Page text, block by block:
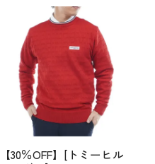
【30％OFF】[トミーヒル